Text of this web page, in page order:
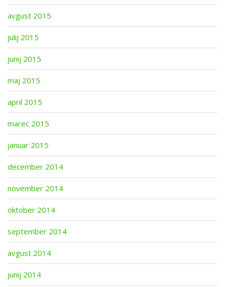
avgust 2015
julij 2015
junij 2015
maj 2015
april 2015
marec 2015
januar 2015
december 2014
november 2014
oktober 2014
september 2014
avgust 2014
junij 2014